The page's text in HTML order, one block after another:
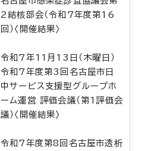
2結核部会（令和7年度第16
回）〈開催結果〉
令和7年11月13日（木曜日）
令和7年度第3回名古屋市日
中サービス支援型グループホ
ーム運営 評価会議（第1評価会
議）〈開催結果〉
令和7年度第8回名古屋市透析